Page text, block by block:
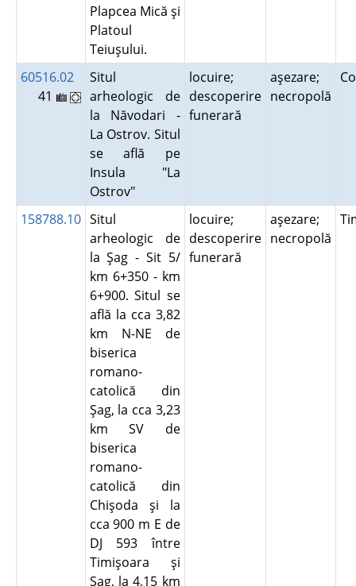
Plapcea Mică şi
Platoul
Teiuşului.
60516.02
41
Situl
arheologic de
la Năvodari -
La Ostrov. Situl
se află pe
Insula "La
Ostrov"
locuire;
descoperire
funerară
aşezare;
necropolă
158788.10 Situl
arheologic de
la Şag - Sit 5/
km 6+350 - km
6+900. Situl se
află la cca 3,82
km N-NE de
biserica
romano-
catolică din
Şag, la cca 3,23
km SV de
biserica
romano-
catolică din
Chişoda şi la
cca 900 m E de
DJ 593 între
Timişoara şi
Şag, la 4,15 km
locuire;
descoperire
funerară
aşezare;
necropolă